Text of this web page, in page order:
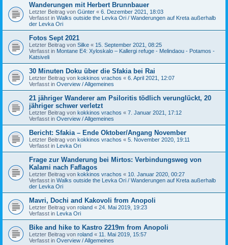
Wanderungen mit Herbert Brunnbauer
Letzter Beitrag von Günter « 6. Dezember 2021, 18:03
Verfasst in Walks outside the Levka Ori / Wanderungen auf Kreta außerhalb
der Levka Ori
Fotos Sept 2021
Letzter Beitrag von Silke « 15. September 2021, 08:25
Verfasst in Montane E4: Xyloskalo – Kallergi refuge - Melindaou - Potamos -
Katsiveli
30 Minuten Doku über die Sfakia bei Rai
Letzter Beitrag von kokkinos vrachos « 6. April 2021, 12:07
Verfasst in Overview / Allgemeines
21 jähriger Wanderer am Psiloritis tödlich verunglückt, 20
jähriger schwer verletzt
Letzter Beitrag von kokkinos vrachos « 7. Januar 2021, 17:12
Verfasst in Overview / Allgemeines
Bericht: Sfakia – Ende Oktober/Angang November
Letzter Beitrag von kokkinos vrachos « 5. November 2020, 19:11
Verfasst in Levka Ori
Frage zur Wanderung bei Mirtos: Verbindungsweg von
Kalami nach Faflagos
Letzter Beitrag von kokkinos vrachos « 10. Januar 2020, 00:27
Verfasst in Walks outside the Levka Ori / Wanderungen auf Kreta außerhalb
der Levka Ori
Mavri, Dochi and Kakovoli from Anopoli
Letzter Beitrag von roland « 24. Mai 2019, 19:23
Verfasst in Levka Ori
Bike and hike to Kastro 2219m from Anopoli
Letzter Beitrag von roland « 11. Mai 2019, 15:57
Verfasst in Overview / Allgemeines